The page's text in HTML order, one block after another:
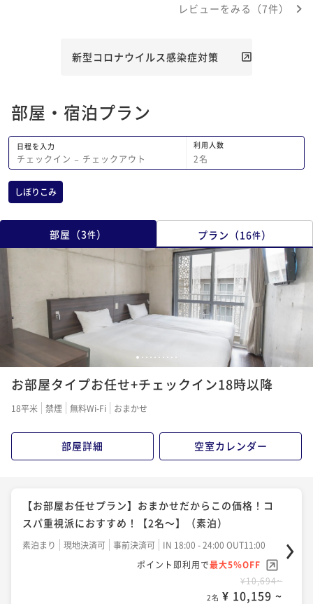
フ(もう少し切れ味の良いものだと嬉し
な料理で完了です。たくさん食べられな
を浴びたら、ロビーへ生ビールを飲みに
ルも飲めます。 コップに入れれば部屋
に持ち帰る事もできるので、市場で購入
した石垣牛をフライパンでステーキにし
てつまみにし、部屋呑みも楽しめまし
た。 少し部屋で飲んだあと、街まで散
ーターミナル近くの繁華街までも5-6分
ですから本当に利便性の良いところだと
思います。そして値段もお手頃。 今回
は6泊させていただきましたが大満足で
した！次回も必ずこちらを利用させても
らいます。
レビューをみる（7件）
新型コロナウイルス感染症対策
部屋・宿泊プラン
日程を入力
チェックイン − チェックアウト
利用人数
2名
しぼりこみ
部屋 （3件） プラン （16件）
1 2 3 4 5 6 7 8 9 10
お部屋タイプお任せ+チェックイン18時以降
18平米 禁煙 無料Wi-Fi おまかせ
部屋詳細 空室カレンダー
【お部屋お任せプラン】おまかせだからこの価格！コ
スパ重視派におすすめ！【2名～】（素泊）
素泊まり 現地決済可 事前決済可
IN 18:00 - 24:00 OUT11:00
ポイント即利用で最大5％OFF
¥10,694~
2名 ¥ 10,159 ~